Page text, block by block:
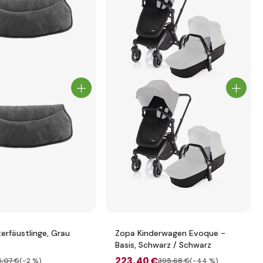
Grau
,07 €(-2 %)
Zopa Kinderwagen Evoque -
Basis, Schwarz / Schwarz
395,68 €(-44 %)